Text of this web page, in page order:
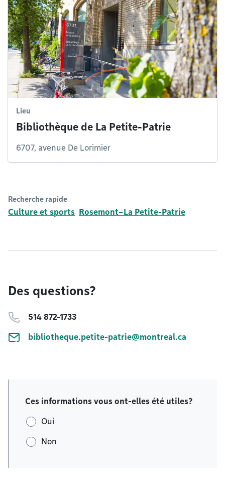
Lieu
Bibliothèque de La Petite-Patrie
6707, avenue De Lorimier
Recherche rapide
Culture et sports Rosemont–La Petite-Patrie
Des questions?
514 872-1733
bibliotheque.petite-patrie@montreal.ca
Ces informations vous ont-elles été utiles?
Oui
Non